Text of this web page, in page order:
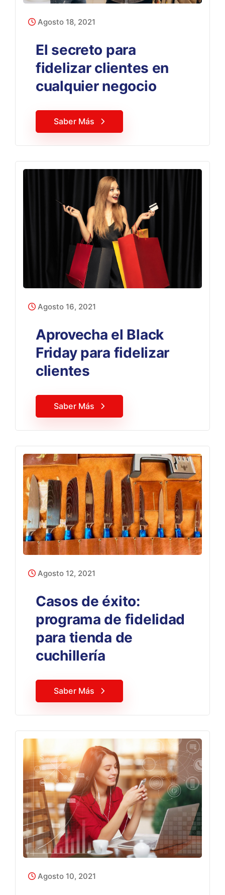
Agosto 18, 2021
El secreto para
fidelizar clientes en
cualquier negocio
Saber Más
Agosto 16, 2021
Aprovecha el Black
Friday para fidelizar
clientes
Saber Más
Agosto 12, 2021
Casos de éxito:
programa de fidelidad
para tienda de
cuchillería
Saber Más
Agosto 10, 2021